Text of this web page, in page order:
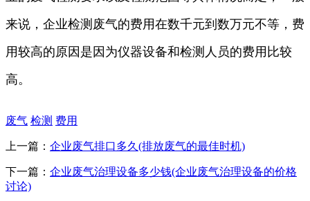
来说，企业检测废气的费用在数千元到数万元不等，费
用较高的原因是因为仪器设备和检测人员的费用比较
高。
废气 检测 费用
上一篇： 企业废气排口多久(排放废气的最佳时机)
下一篇： 企业废气治理设备多少钱(企业废气治理设备的价格
讨论)